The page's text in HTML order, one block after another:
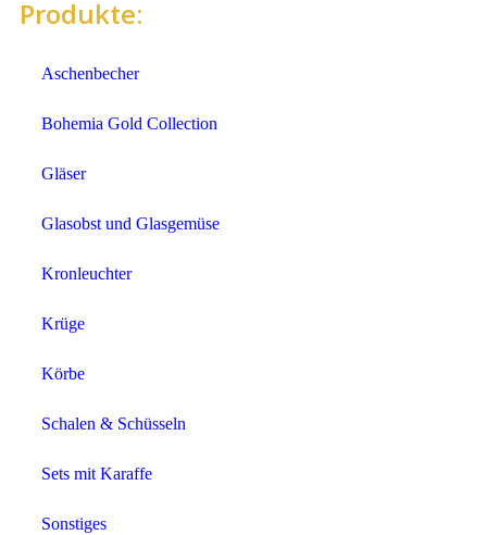
Produkte:
Aschenbecher
Bohemia Gold Collection
Gläser
Glasobst und Glasgemüse
Kronleuchter
Krüge
Körbe
Schalen & Schüsseln
Sets mit Karaffe
Sonstiges